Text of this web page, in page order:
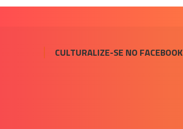
CULTURALIZE-SE NO FACEBOOK